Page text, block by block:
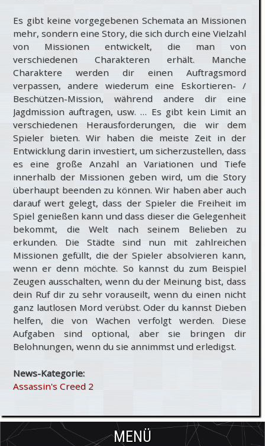
Es gibt keine vorgegebenen Schemata an Missionen
mehr, sondern eine Story, die sich durch eine Vielzahl
von Missionen entwickelt, die man von
verschiedenen Charakteren erhält. Manche
Charaktere werden dir einen Auftragsmord
verpassen, andere wiederum eine Eskortieren- /
Beschützen-Mission, während andere dir eine
Jagdmission auftragen, usw. … Es gibt kein Limit an
verschiedenen Herausforderungen, die wir dem
Spieler bieten. Wir haben die meiste Zeit in der
Entwicklung darin investiert, um sicherzustellen, dass
es eine große Anzahl an Variationen und Tiefe
innerhalb der Missionen geben wird, um die Story
überhaupt beenden zu können. Wir haben aber auch
darauf wert gelegt, dass der Spieler die Freiheit im
Spiel genießen kann und dass dieser die Gelegenheit
bekommt, die Welt nach seinem Belieben zu
erkunden. Die Städte sind nun mit zahlreichen
Missionen gefüllt, die der Spieler absolvieren kann,
wenn er denn möchte. So kannst du zum Beispiel
Zeugen ausschalten, wenn du der Meinung bist, dass
dein Ruf dir zu sehr vorauseilt, wenn du einen nicht
ganz lautlosen Mord verübst. Oder du kannst Dieben
helfen, die von Wachen verfolgt werden. Diese
Aufgaben sind optional, aber sie bringen dir
Belohnungen, wenn du sie annimmst und erledigst.
News-Kategorie:
Assassin's Creed 2
MENÜ